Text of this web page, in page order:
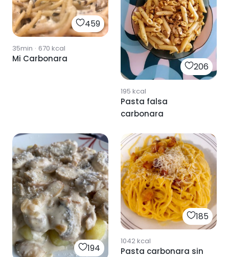
459
35min · 670 kcal
Mi Carbonara
206
195 kcal
Pasta falsa
carbonara
194
185
1042kcal
Pasta carbonara sin